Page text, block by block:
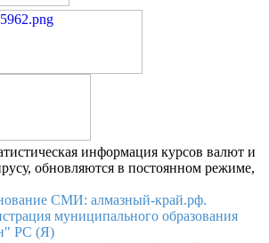
информация курсов валют и
обновляются в постоянном режиме,
СМИ: алмазный-край.рф.
муниципального образования
РС (Я)